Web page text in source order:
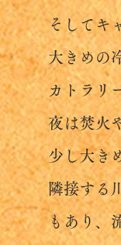
そしてキャン
大きめの冷
カトラリーが
夜は焚火や
少し大きめな
隣接する川は
もあり、流れ